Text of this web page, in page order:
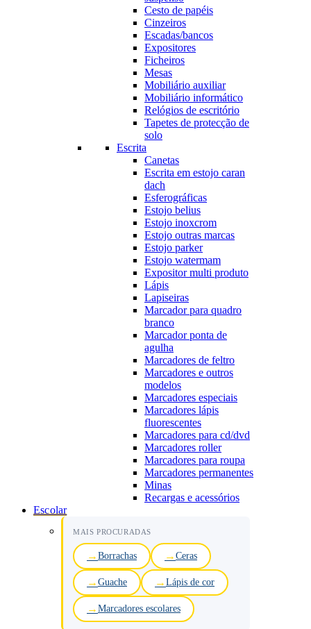
Cesto de papéis
Cinzeiros
Escadas/bancos
Expositores
Ficheiros
Mesas
Mobiliário auxiliar
Mobiliário informático
Relógios de escritório
Tapetes de protecção de
solo
Escrita
Canetas
Escrita em estojo caran
dach
Esferográficas
Estojo belius
Estojo inoxcrom
Estojo outras marcas
Estojo parker
Estojo watermam
Expositor multi produto
Lápis
Lapiseiras
Marcador para quadro
branco
Marcador ponta de
agulha
Marcadores de feltro
Marcadores e outros
modelos
Marcadores especiais
Marcadores lápis
fluorescentes
Marcadores para cd/dvd
Marcadores roller
Marcadores para roupa
Marcadores permanentes
Minas
Recargas e acessórios
Escolar
MAIS PROCURADAS
Borrachas Ceras
Guache Lápis de cor
Marcadores escolares